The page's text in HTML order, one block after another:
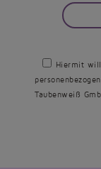
Hiermit
Taubenweiß